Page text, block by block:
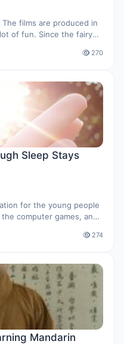
films are produced in
of fun. Since the fairy
270
Sleep Stays
for the young people
computer games, and
274
Mandarin